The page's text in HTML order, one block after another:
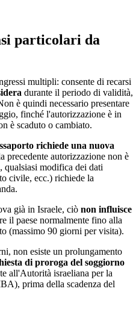
particolari da
multipli: consente di recarsi
durante il periodo di validità,
è quindi necessario presentare
finché l'autorizzazione è in
è scaduto o cambiato.
richiede una nuova
precedente autorizzazione non è
qualsiasi modifica dei dati
civile, ecc.) richiede la
già in Israele, ciò non influisce
il paese normalmente fino alla
(massimo 90 giorni per visita).
non esiste un prolungamento
di proroga del soggiorno
all'Autorità israeliana per la
prima della scadenza del